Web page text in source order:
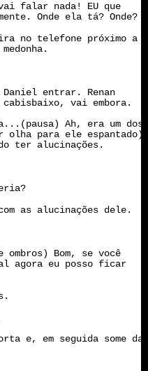
falar nada! EU que
Onde ela tá? Onde?
no telefone próximo a
Daniel entrar. Renan
vai embora.
Ah, era um dos
para ele espantado)
ter alucinações.
as alucinações dele.
Bom, se você
agora eu posso ficar
e, em seguida some da